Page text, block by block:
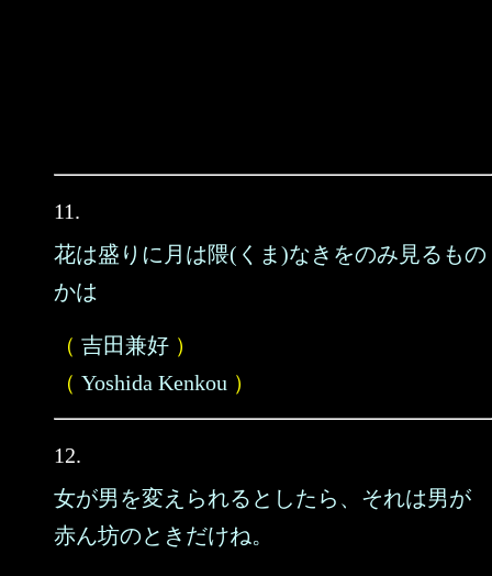
11.
花は盛りに月は隈(くま)なきをのみ見るもの
かは
（ 吉田兼好 ）
（ Yoshida Kenkou ）
12.
女が男を変えられるとしたら、それは男が
赤ん坊のときだけね。